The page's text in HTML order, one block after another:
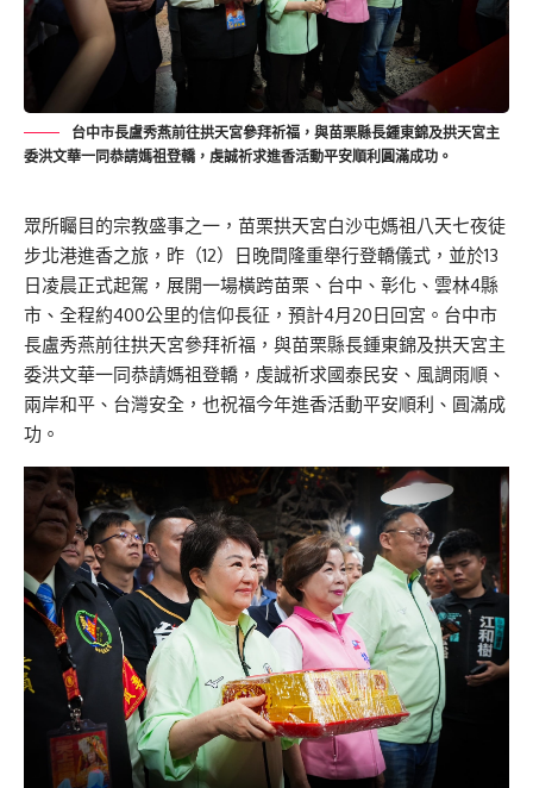
台中市長盧秀燕前往拱天宮參拜祈福，與苗栗縣長鍾東錦及拱天宮主
委洪文華一同恭請媽祖登轎，虔誠祈求進香活動平安順利圓滿成功。
眾所矚目的宗教盛事之一，苗栗拱天宮白沙屯媽祖八天七夜徒
步北港進香之旅，昨（12）日晚間隆重舉行登轎儀式，並於13
日凌晨正式起駕，展開一場橫跨苗栗、台中、彰化、雲林4縣
市、全程約400公里的信仰長征，預計4月20日回宮。台中市
長盧秀燕前往拱天宮參拜祈福，與苗栗縣長鍾東錦及拱天宮主
委洪文華一同恭請媽祖登轎，虔誠祈求國泰民安、風調雨順、
兩岸和平、台灣安全，也祝福今年進香活動平安順利、圓滿成
功。